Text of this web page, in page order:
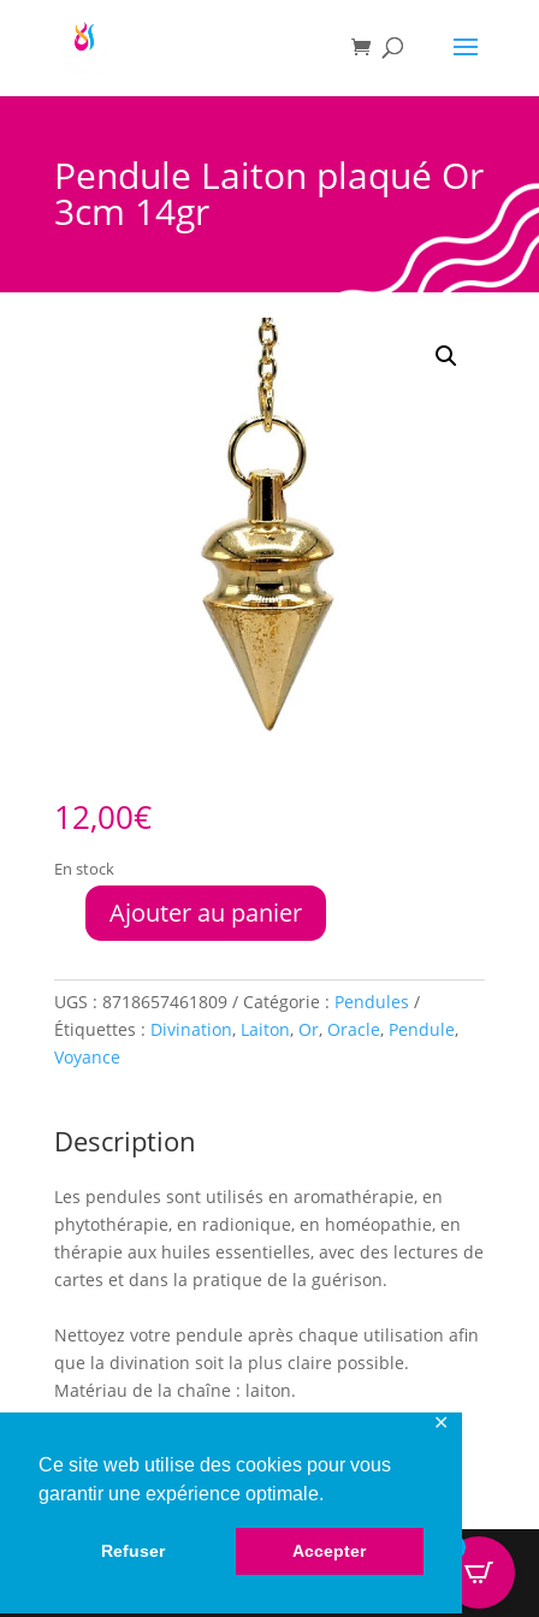
Ce site web utilise des cookies pour vous
garantir une expérience optimale.
Refuser Accepter
✕
Pendule Laiton plaqué Or
3cm 14gr
12,00€
En stock
quantité
Pendule
Laiton
plaqué
Or
Ajouter au panier
UGS : 8718657461809 Catégorie : Pendules
Étiquettes : Divination, Laiton, Or, Oracle, Pendule,
Voyance
Description
Les pendules sont utilisés en aromathérapie, en
phytothérapie, en radionique, en homéopathie, en
thérapie aux huiles essentielles, avec des lectures de
cartes et dans la pratique de la guérison.
Nettoyez votre pendule après chaque utilisation afin
que la divination soit la plus claire possible.
Matériau de la chaîne : laiton.